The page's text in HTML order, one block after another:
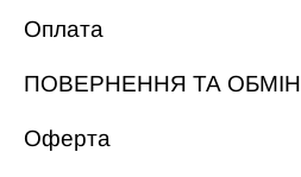
Оплата
ПОВЕРНЕННЯ ТА ОБМІН
Оферта